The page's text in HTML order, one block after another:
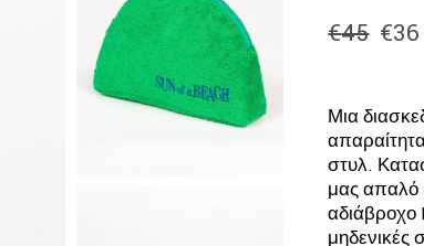
€45
Original
€45.
€36
Η
είναι:
€36.
Μια
στυλ.
μας απαλό
αδιάβροχο
μηδενικές